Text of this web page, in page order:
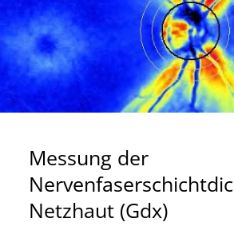
Messung der
Netzhaut (Gdx)